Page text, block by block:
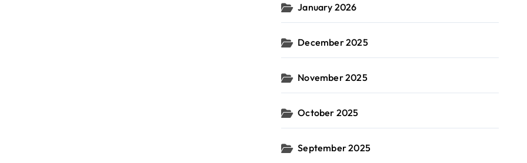
January 2026
December 2025
November 2025
October 2025
September 2025